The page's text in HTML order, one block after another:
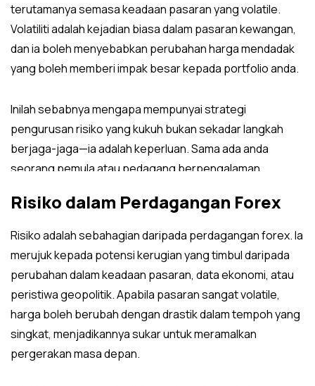
terutamanya semasa keadaan pasaran yang volatile.
Volatiliti adalah kejadian biasa dalam pasaran kewangan,
dan ia boleh menyebabkan perubahan harga mendadak
yang boleh memberi impak besar kepada portfolio anda.
Inilah sebabnya mengapa mempunyai strategi
pengurusan risiko yang kukuh bukan sekadar langkah
berjaga-jaga—ia adalah keperluan. Sama ada anda
seorang pemula atau pedagang berpengalaman,
yang berkesan boleh melindungi modal anda dan
meningkatkan peluang kejayaan anda semasa masa yang
tidak pasti.
Di CWG Markets, kami memahami bahawa turun naik
pasaran boleh menegangkan, tetapi dengan strategi
yang betul, anda boleh mengurangkan potensi kerugian
sambil meletakkan diri anda untuk memperoleh
Risiko dalam Perdagangan Forex
Risiko adalah sebahagian daripada perdagangan forex. Ia
merujuk kepada potensi kerugian yang timbul daripada
perubahan dalam keadaan pasaran, data ekonomi, atau
peristiwa geopolitik. Apabila pasaran sangat volatile,
harga boleh berubah dengan drastik dalam tempoh yang
singkat, menjadikannya sukar untuk meramalkan
pergerakan masa depan.